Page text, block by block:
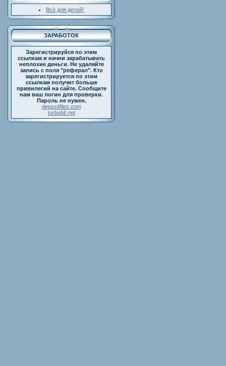
Всё для детей!
ЗАРАБОТОК
Зарегистрируйся по этим
ссылкам и начни зарабатывать
неплохие деньги. Не удаляйте
запись с поля "реферал". Кто
зарегистрируется по этим
ссылкам получит больше
привилегий на сайте. Сообщите
нам ваш логин для проверки.
Пароль не нужен.
depositfiles.com
turbobit.net